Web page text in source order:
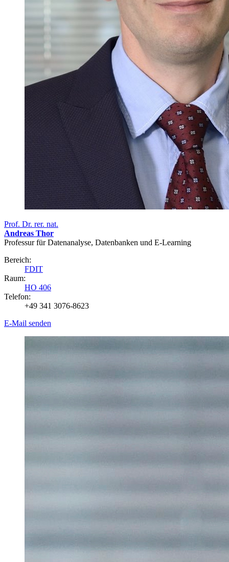
Prof. Dr. rer. nat.
Andreas Thor
Professur für Datenanalyse, Datenbanken und E-Learning
Bereich:
FDIT
Raum:
HO 406
Telefon:
+49 341 3076-8623
E-Mail senden